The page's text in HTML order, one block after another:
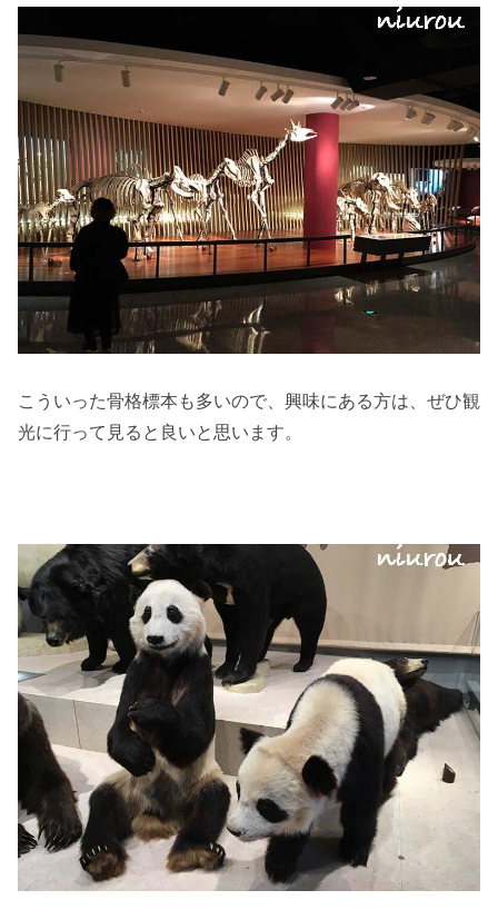
こういった骨格標本も多いので、興味にある方は、ぜひ観
光に行って見ると良いと思います。